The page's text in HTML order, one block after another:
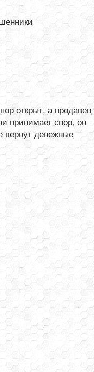
открыт, а продавец
принимает спор, он
денежные